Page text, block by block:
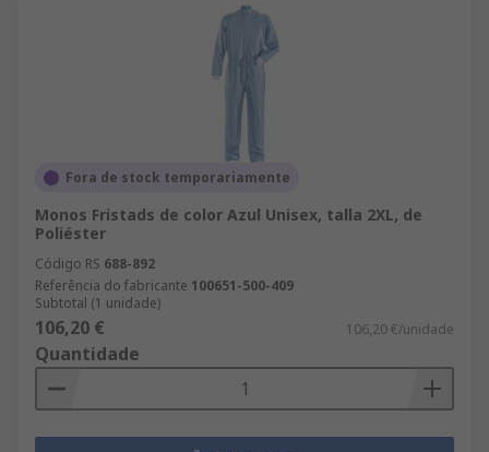
Fora de stock temporariamente
Monos Fristads de color Azul Unisex, talla 2XL, de
Poliéster
Código RS 688-892
Referência do fabricante 100651-500-409
Subtotal (1 unidade)
106,20 € 106,20 €/unidade
Quantidade